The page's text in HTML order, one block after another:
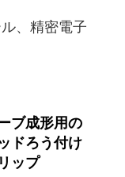
、精密電子
ブ成形用の
ドろう付け
ップ